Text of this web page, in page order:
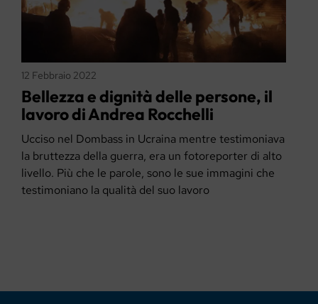
12 Febbraio 2022
Bellezza e dignità delle persone, il
lavoro di Andrea Rocchelli
Ucciso nel Dombass in Ucraina mentre testimoniava
la bruttezza della guerra, era un fotoreporter di alto
livello. Più che le parole, sono le sue immagini che
testimoniano la qualità del suo lavoro